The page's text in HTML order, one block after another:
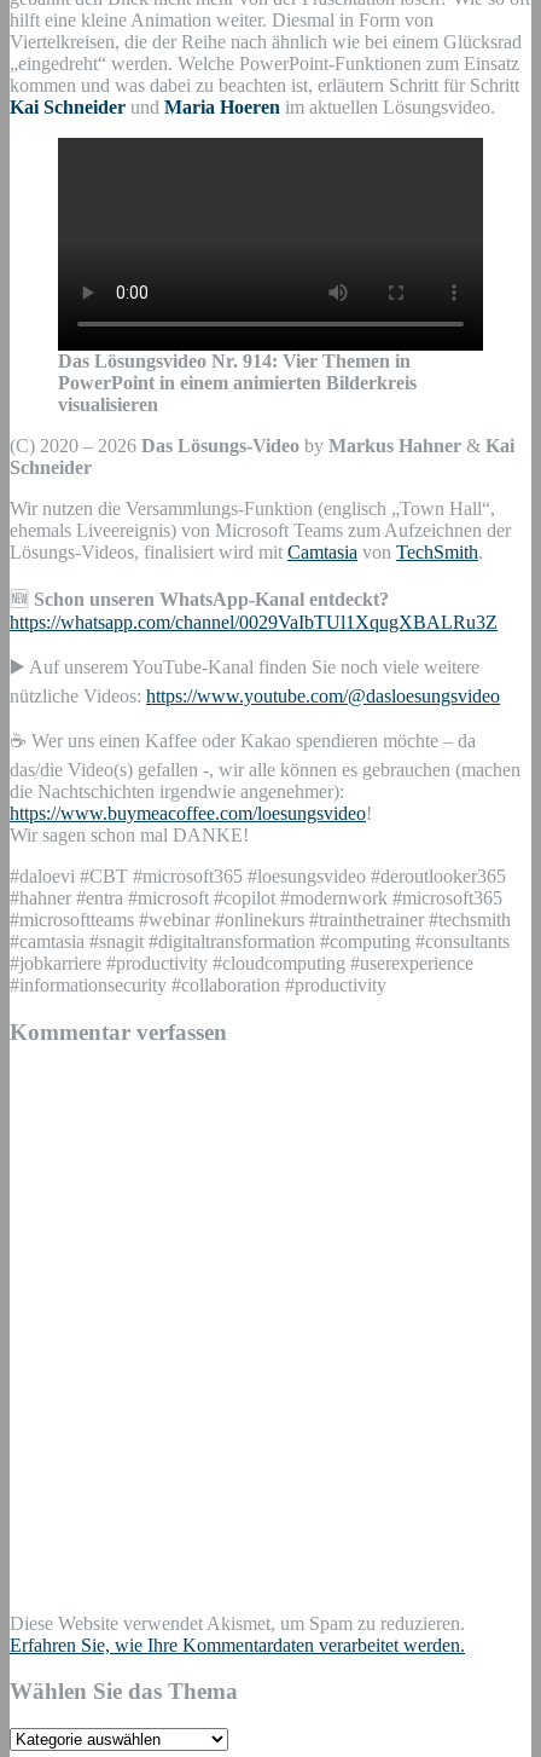
hilft eine kleine Animation weiter. Diesmal in Form von
Viertelkreisen, die der Reihe nach ähnlich wie bei einem Glücksrad
„eingedreht“ werden. Welche PowerPoint-Funktionen zum Einsatz
kommen und was dabei zu beachten ist, erläutern Schritt für Schritt
Kai Schneider und Maria Hoeren im aktuellen Lösungsvideo.
Das Lösungsvideo Nr. 914: Vier Themen in
PowerPoint in einem animierten Bilderkreis
visualisieren
(C) 2020 – 2026 Das Lösungs-Video by Markus Hahner & Kai
Schneider
Wir nutzen die Versammlungs-Funktion (englisch „Town Hall“,
ehemals Liveereignis) von Microsoft Teams zum Aufzeichnen der
Lösungs-Videos, finalisiert wird mit Camtasia von TechSmith.
🆕 Schon unseren WhatsApp-Kanal entdeckt?
https://whatsapp.com/channel/0029VaIbTUl1XqugXBALRu3Z
▶️ Auf unserem YouTube-Kanal finden Sie noch viele weitere
nützliche Videos: https://www.youtube.com/@dasloesungsvideo
☕ Wer uns einen Kaffee oder Kakao spendieren möchte – da
das/die Video(s) gefallen -, wir alle können es gebrauchen (machen
die Nachtschichten irgendwie angenehmer):
https://www.buymeacoffee.com/loesungsvideo!
Wir sagen schon mal DANKE!
#daloevi #CBT #microsoft365 #loesungsvideo #deroutlooker365
#hahner #entra #microsoft #copilot #modernwork #microsoft365
#microsoftteams #webinar #onlinekurs #trainthetrainer #techsmith
#camtasia #snagit #digitaltransformation #computing #consultants
#jobkarriere #productivity #cloudcomputing #userexperience
#informationsecurity #collaboration #productivity
Kommentar verfassen
Diese Website verwendet Akismet, um Spam zu reduzieren.
Erfahren Sie, wie Ihre Kommentardaten verarbeitet werden.
Wählen Sie das Thema
Wählen